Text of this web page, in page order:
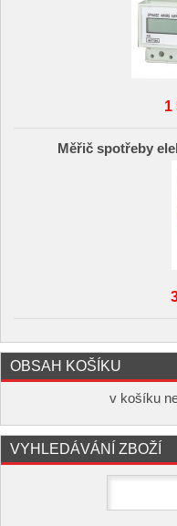
1
Měřič spotřeby
OBSAH KOŠÍKU
v košíku
VYHLEDÁVÁNÍ ZBOŽÍ